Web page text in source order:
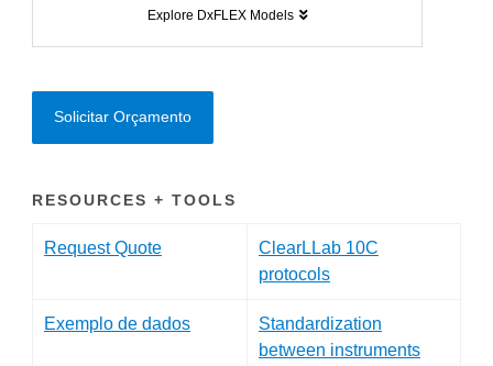
Explore DxFLEX Models
Solicitar Orçamento
RESOURCES + TOOLS
Request Quote
ClearLLab 10C
protocols
Exemplo de dados
Standardization
between instruments